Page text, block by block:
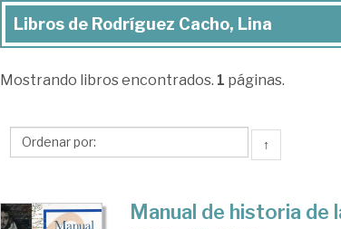
Libros
Rodríguez
Lina
Libros de Rodríguez Cacho, Lina
Mostrando libros encontrados. 1 páginas.
↑
Manual de historia de